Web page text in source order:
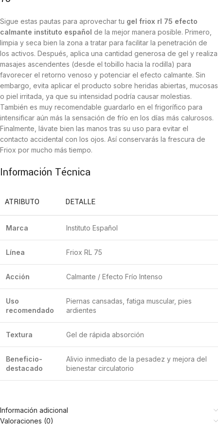
Sigue estas pautas para aprovechar tu gel friox rl 75 efecto
calmante instituto español de la mejor manera posible. Primero,
limpia y seca bien la zona a tratar para facilitar la penetración de
los activos. Después, aplica una cantidad generosa de gel y realiza
masajes ascendentes (desde el tobillo hacia la rodilla) para
favorecer el retorno venoso y potenciar el efecto calmante. Sin
embargo, evita aplicar el producto sobre heridas abiertas, mucosas
o piel irritada, ya que su intensidad podría causar molestias.
También es muy recomendable guardarlo en el frigorífico para
intensificar aún más la sensación de frío en los días más calurosos.
Finalmente, lávate bien las manos tras su uso para evitar el
contacto accidental con los ojos. Así conservarás la frescura de
Friox por mucho más tiempo.
Información Técnica
ATRIBUTO DETALLE
Marca Instituto Español
Línea Friox RL 75
Acción Calmante / Efecto Frío Intenso
Uso
recomendado
Piernas cansadas, fatiga muscular, pies
ardientes
Textura Gel de rápida absorción
Beneficio-
destacado
Alivio inmediato de la pesadez y mejora del
bienestar circulatorio
Información adicional
Valoraciones (0)